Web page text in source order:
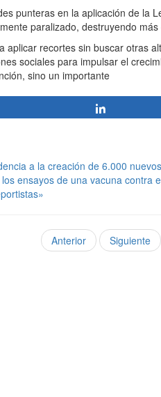
punteras en la aplicación de la
paralizado, destruyendo
aplicar recortes sin buscar otras
sociales para impulsar el
sino un importante
a la creación de 6.000
ensayos de una vacuna contra
Anterior Siguiente